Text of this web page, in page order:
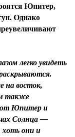
Юпитер,
Однако
легко увидеть
на восток,
также
Юпитер и
Солнца —
хоть они и